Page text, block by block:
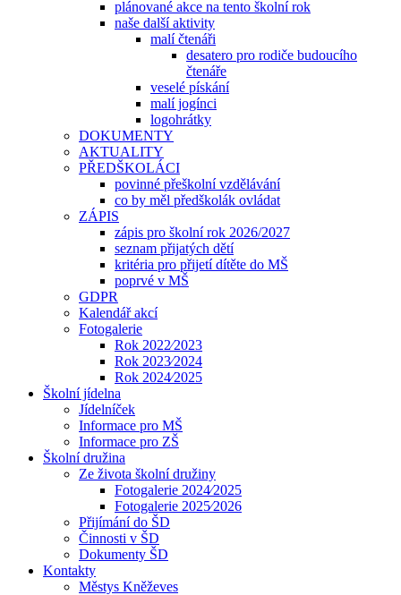
plánované akce na tento školní rok
naše další aktivity
malí čtenáři
desatero pro rodiče budoucího
čtenáře
veselé pískání
malí jogínci
logohrátky
DOKUMENTY
AKTUALITY
PŘEDŠKOLÁCI
povinné přeškolní vzdělávání
co by měl předškolák ovládat
ZÁPIS
zápis pro školní rok 2026/2027
seznam přijatých dětí
kritéria pro přijetí dítěte do MŠ
poprvé v MŠ
GDPR
Kalendář akcí
Fotogalerie
Rok 2022⁄2023
Rok 2023⁄2024
Rok 2024⁄2025
Školní jídelna
Jídelníček
Informace pro MŠ
Informace pro ZŠ
Školní družina
Ze života školní družiny
Fotogalerie 2024⁄2025
Fotogalerie 2025⁄2026
Přijímání do ŠD
Činnosti v ŠD
Dokumenty ŠD
Kontakty
Městys Kněževes